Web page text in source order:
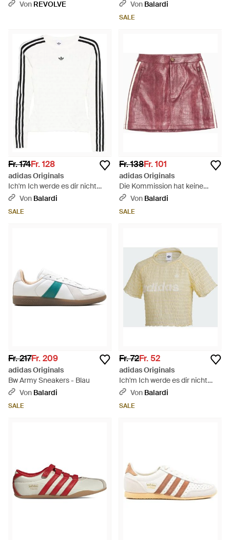
Von REVOLVE
Kommission diese Methode
Von Balardi
SALE
Fr. 174Fr. 128
adidas Originals
Ich'm Ich werde es dir nicht
sagen. - Schwarz
Von Balardi
SALE
Fr. 138Fr. 101
adidas Originals
Die Kommission hat keine
Kommentare von
erhalten. - Rot
Von Balardi
SALE
Fr. 217Fr. 209
adidas Originals
Bw Army Sneakers - Blau
Von Balardi
SALE
Fr. 72Fr. 52
adidas Originals
Ich'm Ich werde es dir nicht
sagen. - Natur
Von Balardi
SALE